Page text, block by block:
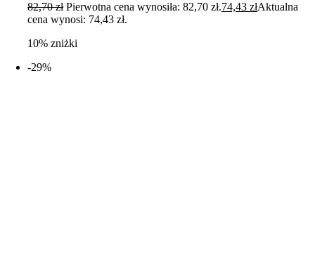
82,70zł Pierwotna cena wynosiła: 82,70 zł.74,43złAktualna
cena wynosi: 74,43 zł.
10% zniżki
-29%